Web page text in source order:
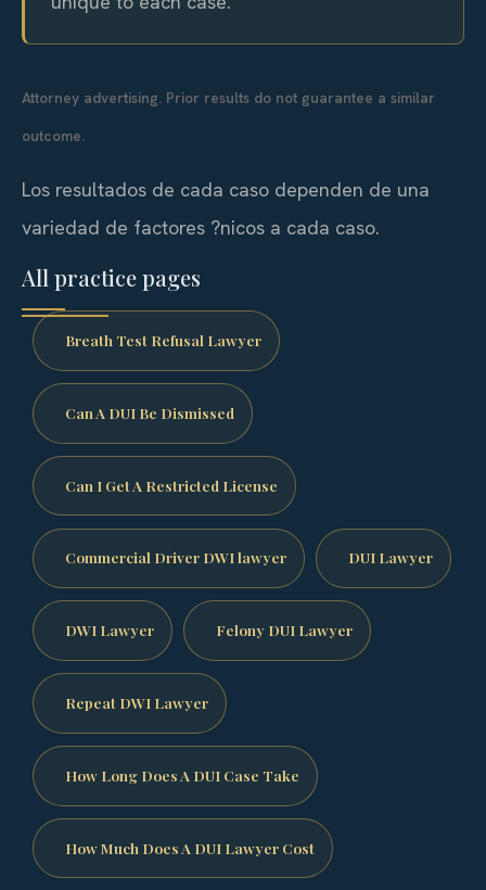
Attorney advertising. Prior results do not guarantee a similar
outcome.
Los resultados de cada caso dependen de una
variedad de factores ?nicos a cada caso.
All practice pages
Breath Test Refusal Lawyer
Can A DUI Be Dismissed
Can I Get A Restricted License
Commercial Driver DWI lawyer DUI Lawyer
DWI Lawyer Felony DUI Lawyer
Repeat DWI Lawyer
How Long Does A DUI Case Take
How Much Does A DUI Lawyer Cost